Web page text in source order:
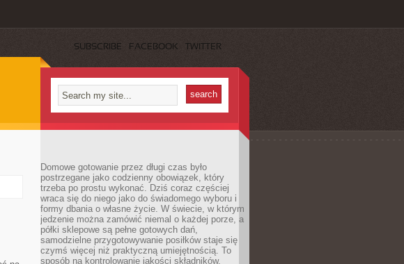
SUBSCRIBE FACEBOOK TWITTER
Domowe gotowanie przez długi czas było
postrzegane jako codzienny obowiązek, który
trzeba po prostu wykonać. Dziś coraz częściej
wraca się do niego jako do świadomego wyboru i
formy dbania o własne życie. W świecie, w którym
jedzenie można zamówić niemal o każdej porze, a
półki sklepowe są pełne gotowych dań,
samodzielne przygotowywanie posiłków staje się
czymś więcej niż praktyczną umiejętnością. To
sposób na kontrolowanie jakości składników,